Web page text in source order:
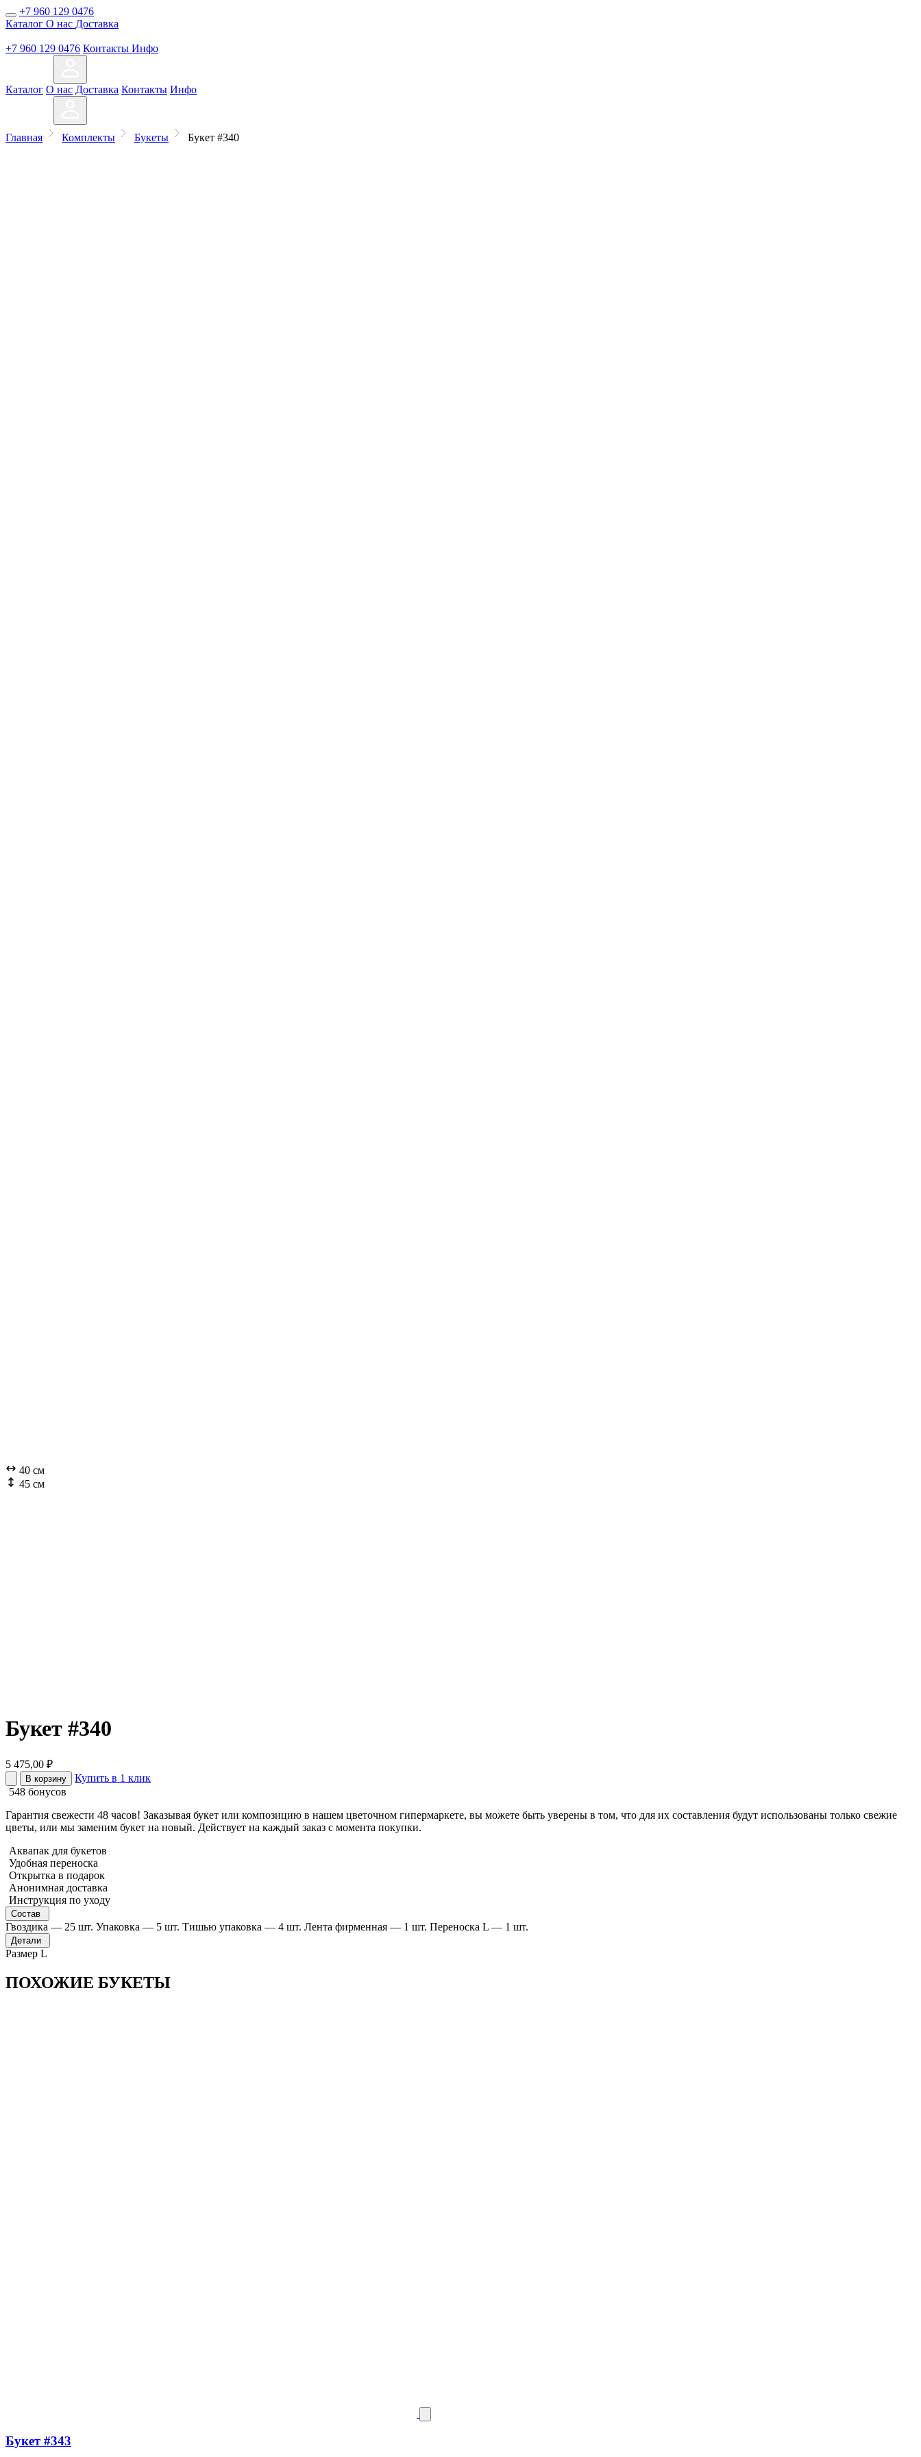
+7 960 129 0476
Каталог О нас Доставка
+7 960 129 0476 Контакты Инфо
Каталог О нас Доставка Контакты Инфо
Главная Комплекты Букеты Букет #340
40 см
45 см
Букет #340
5 475,00 ₽
В корзину
Купить в 1 клик
548 бонусов
Гарантия свежести 48 часов! Заказывая букет или композицию в нашем цветочном гипермаркете, вы можете быть уверены в том, что для их составления будут использованы только свежие
цветы, или мы заменим букет на новый. Действует на каждый заказ с момента покупки.
Аквапак для букетов
Удобная переноска
Открытка в подарок
Анонимная доставка
Инструкция по уходу
Состав
Гвоздика — 25 шт. Упаковка — 5 шт. Тишью упаковка — 4 шт. Лента фирменная — 1 шт. Переноска L — 1 шт.
Детали
Размер L
ПОХОЖИЕ БУКЕТЫ
Букет #343